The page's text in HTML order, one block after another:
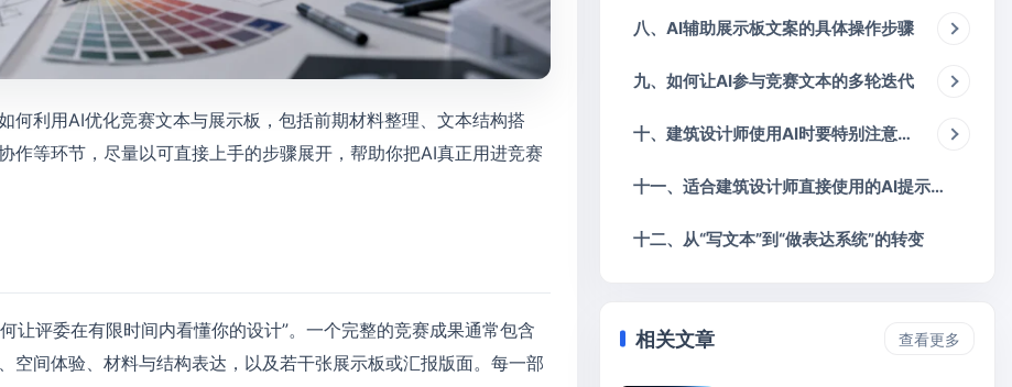
何利用AI优化竞赛文本与展示板，包括前期材料整理、文本结构搭
作等环节，尽量以可直接上手的步骤展开，帮助你把AI真正用进竞赛
让评委在有限时间内看懂你的设计”。一个完整的竞赛成果通常包含
空间体验、材料与结构表达，以及若干张展示板或汇报版面。每一部
八、AI辅助展示板文案的具体操作步骤
九、如何让AI参与竞赛文本的多轮迭代
十、建筑设计师使用AI时要特别注意的几个问题
十一、适合建筑设计师直接使用的AI提示思路
十二、从“写文本”到“做表达系统”的转变
相关文章 查看更多